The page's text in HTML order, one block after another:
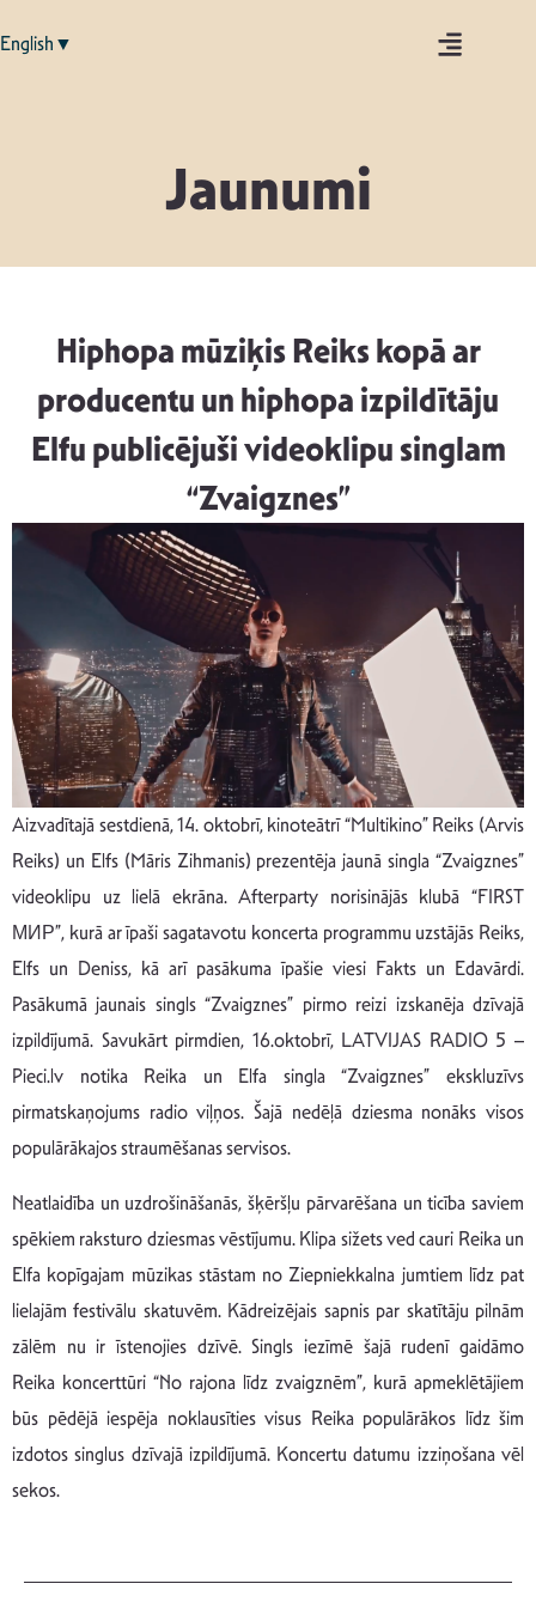
English▼
Jaunumi
Hiphopa mūziķis Reiks kopā ar
producentu un hiphopa izpildītāju
Elfu publicējuši videoklipu singlam
“Zvaigznes”
Aizvadītajā sestdienā, 14. oktobrī, kinoteātrī “Multikino” Reiks (Arvis
Reiks) un Elfs (Māris Zihmanis) prezentēja jaunā singla “Zvaigznes”
videoklipu uz lielā ekrāna. Afterparty norisinājās klubā “FIRST
МИР”, kurā ar īpaši sagatavotu koncerta programmu uzstājās Reiks,
Elfs un Deniss, kā arī pasākuma īpašie viesi Fakts un Edavārdi.
Pasākumā jaunais singls “Zvaigznes” pirmo reizi izskanēja dzīvajā
izpildījumā. Savukārt pirmdien, 16.oktobrī, LATVIJAS RADIO 5 –
Pieci.lv notika Reika un Elfa singla “Zvaigznes” ekskluzīvs
pirmatskaņojums radio viļņos. Šajā nedēļā dziesma nonāks visos
populārākajos straumēšanas servisos.
Neatlaidība un uzdrošināšanās, šķēršļu pārvarēšana un ticība saviem
spēkiem raksturo dziesmas vēstījumu. Klipa sižets ved cauri Reika un
Elfa kopīgajam mūzikas stāstam no Ziepniekkalna jumtiem līdz pat
lielajām festivālu skatuvēm. Kādreizējais sapnis par skatītāju pilnām
zālēm nu ir īstenojies dzīvē. Singls iezīmē šajā rudenī gaidāmo
Reika koncerttūri “No rajona līdz zvaigznēm”, kurā apmeklētājiem
būs pēdējā iespēja noklausīties visus Reika populārākos līdz šim
izdotos singlus dzīvajā izpildījumā. Koncertu datumu izziņošana vēl
sekos.